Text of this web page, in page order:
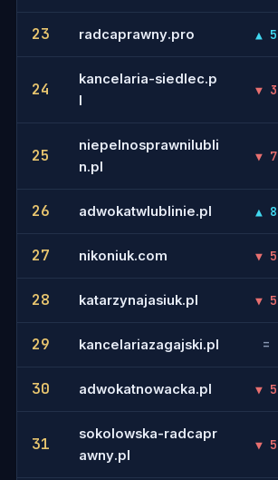
23 radcaprawny.pro ▲ 5
24
kancelaria-siedlec.p
l
▼ 3
25
niepelnosprawnilubli
n.pl
▼ 7
26 adwokatwlublinie.pl ▲ 8
27 nikoniuk.com ▼ 5
28 katarzynajasiuk.pl ▼ 5
29 kancelariazagajski.pl =
30 adwokatnowacka.pl ▼ 5
31
sokolowska-radcapr
awny.pl
▼ 5